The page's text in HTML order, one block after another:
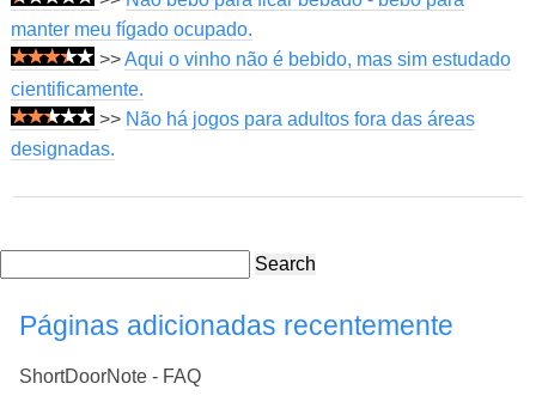
manter meu fígado ocupado.
>>Aqui o vinho não é bebido, mas sim estudado
cientificamente.
>> Não há jogos para adultos fora das áreas
designadas.
Search
Páginas adicionadas recentemente
ShortDoorNote - FAQ